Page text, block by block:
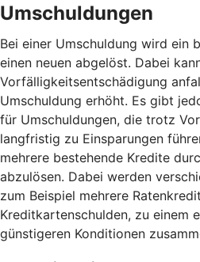
Umschuldungen
Bei einer Umschuldung wird ein
einen neuen abgelöst. Dabei
Vorfälligkeitsentschädigung
Umschuldung erhöht. Es gibt
für Umschuldungen, die trotz
langfristig zu Einsparungen
mehrere bestehende Kredite
abzulösen. Dabei werden
zum Beispiel mehrere
Kreditkartenschulden, zu einem
günstigeren Konditionen